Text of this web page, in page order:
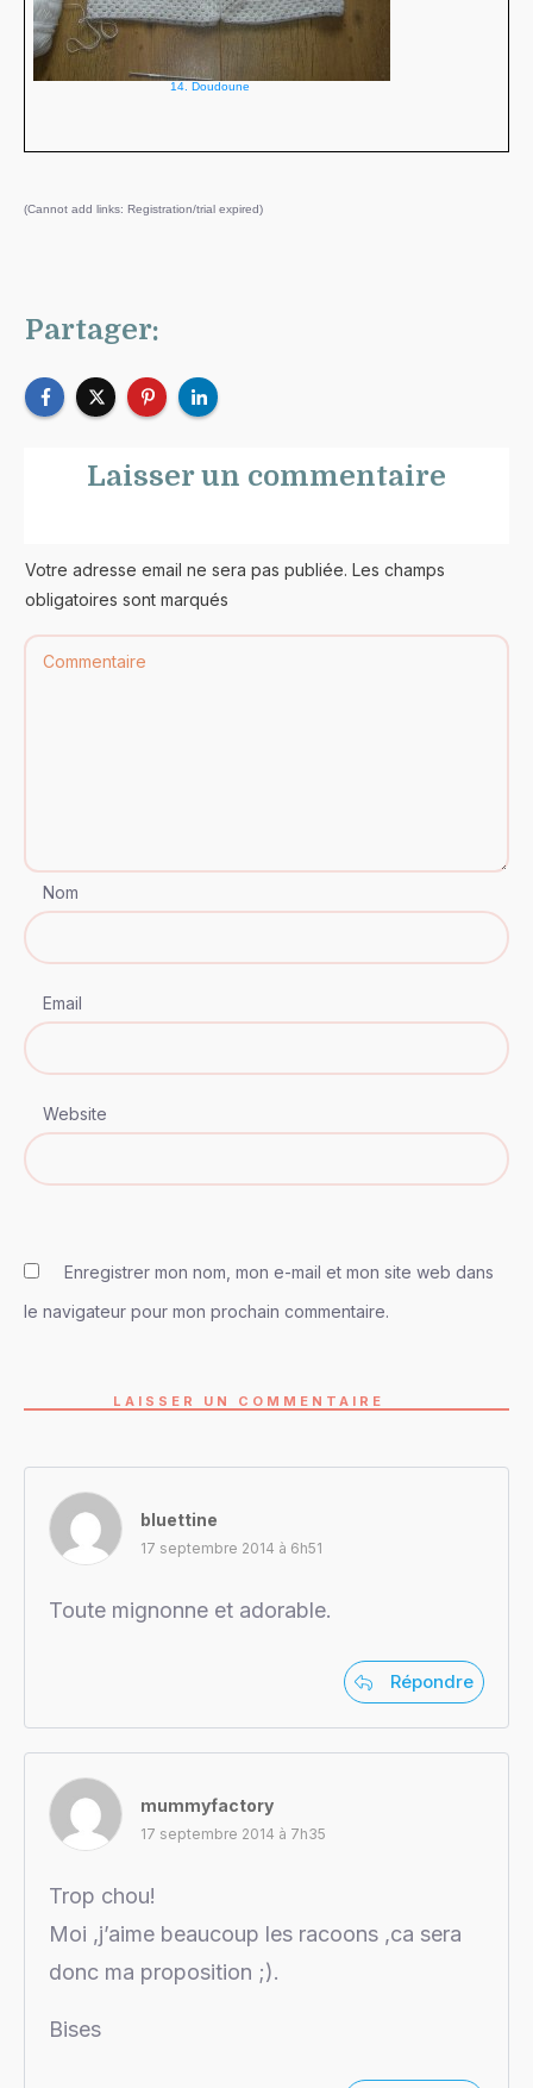
14. Doudoune
(Cannot add links: Registration/trial expired)
Partager:
Laisser un commentaire
Votre adresse email ne sera pas publiée. Les champs
obligatoires sont marqués
Nom
Email
Website
Enregistrer mon nom, mon e-mail et mon site web dans
le navigateur pour mon prochain commentaire.
LAISSER UN COMMENTAIRE
bluettine
17 septembre 2014 à 6h51
Toute mignonne et adorable.
Répondre
mummyfactory
17 septembre 2014 à 7h35
Trop chou!
Moi ,j’aime beaucoup les racoons ,ca sera
donc ma proposition ;).
Bises